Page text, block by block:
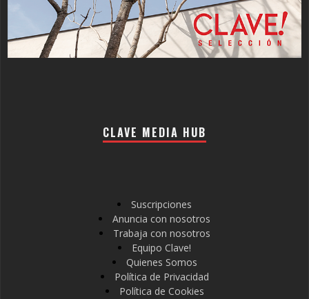
CLAVE MEDIA HUB
Suscripciones
Anuncia con nosotros
Trabaja con nosotros
Equipo Clave!
Quienes Somos
Política de Privacidad
Política de Cookies